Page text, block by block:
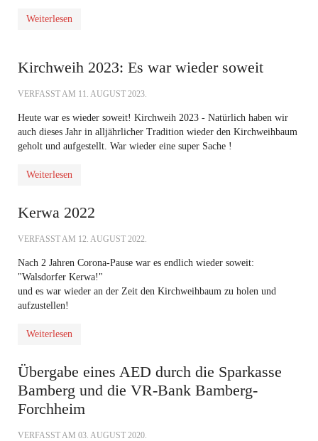
Weiterlesen
Kirchweih 2023: Es war wieder soweit
VERFASST AM 11. AUGUST 2023.
Heute war es wieder soweit! Kirchweih 2023 - Natürlich haben wir
auch dieses Jahr in alljährlicher Tradition wieder den Kirchweihbaum
geholt und aufgestellt. War wieder eine super Sache !
Weiterlesen
Kerwa 2022
VERFASST AM 12. AUGUST 2022.
Nach 2 Jahren Corona-Pause war es endlich wieder soweit:
"Walsdorfer Kerwa!"
und es war wieder an der Zeit den Kirchweihbaum zu holen und
aufzustellen!
Weiterlesen
Übergabe eines AED durch die Sparkasse
Bamberg und die VR-Bank Bamberg-
Forchheim
VERFASST AM 03. AUGUST 2020.